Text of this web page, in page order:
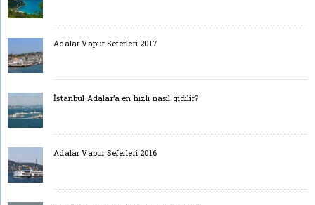
Adalar Vapur Seferleri 2017
İstanbul Adalar’a en hızlı nasıl gidilir?
Adalar Vapur Seferleri 2016